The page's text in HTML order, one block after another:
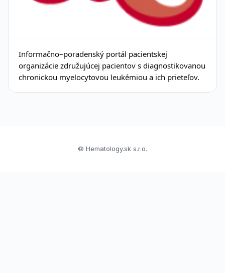
Informačno–poradenský portál pacientskej
organizácie združujúcej pacientov s diagnostikovanou
chronickou myelocytovou leukémiou a ich prieteľov.
© Hematology.sk s.r.o.